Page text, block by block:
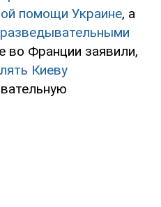
помощи Украине, а
во Франции заявили,
Киеву